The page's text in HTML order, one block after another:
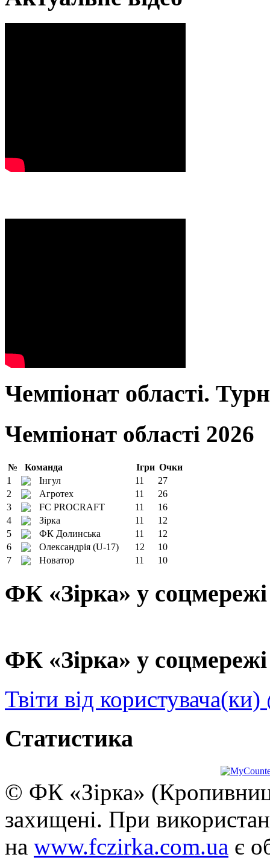
Чемпіонат області.
Чемпіонат області 2026
№ Команда Ігри Очки
1
Інгул 11
27
2
Агротех 11
26
3
FC PROCRAFT 11
16
4
Зірка 11
12
5
ФК Долинська 11
12
6
Олександрія (U-17) 12
10
7
Новатор 11 10
ФК «Зірка» у
ФК «Зірка» у
Твіти від
Статистика
© ФК «Зірка»
захищені. При
на www.fczirka.com.ua є